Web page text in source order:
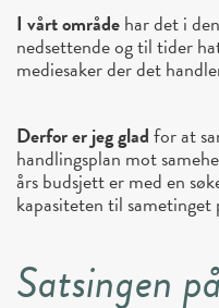
I vårt områdehar det i
nedsettende og til tider
mediesaker der det
Derfor er jeg gladfor at
handlingsplan mot
års budsjett er med en
kapasiteten til sametinget
Satsingen